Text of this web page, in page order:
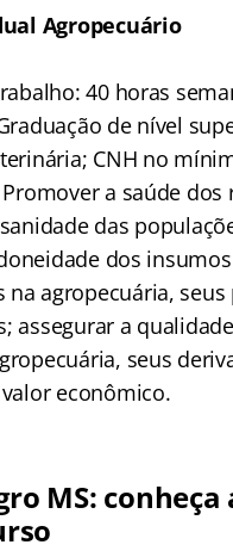
Agropecuário
40 horas
de nível
CNH no
a saúde dos
das
dos
na agropecuária,
assegurar a
seus
econômico.
MS: conheça